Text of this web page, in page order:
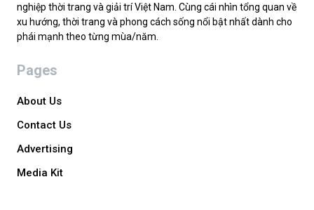
nghiệp thời trang và giải trí Việt Nam. Cùng cái nhìn tổng quan về
xu hướng, thời trang và phong cách sống nổi bật nhất dành cho
phái mạnh theo từng mùa/năm.
Pages
About Us
Contact Us
Advertising
Media Kit